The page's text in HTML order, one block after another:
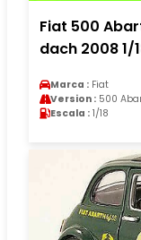
Fiat 500
dach 2008 1/
Marca : Fiat
Version : 500
Escala : 1/18